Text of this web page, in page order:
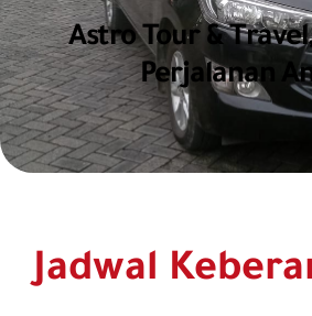
Astro Tour &
Perjalanan
Jadwal